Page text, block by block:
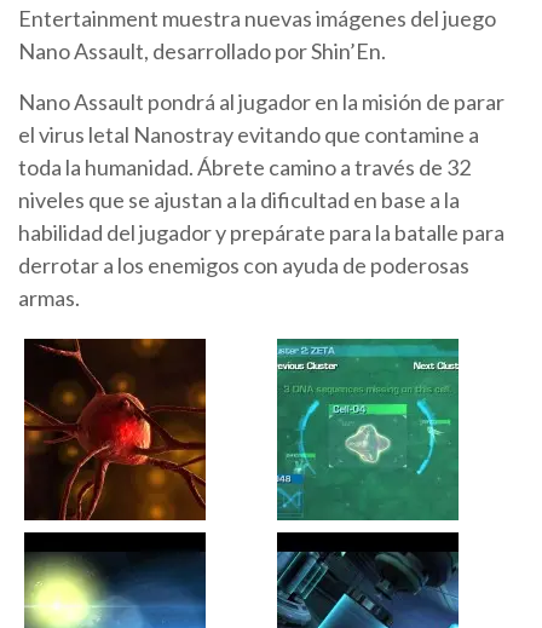
Entertainment muestra nuevas imágenes del juego
Nano Assault, desarrollado por Shin’En.
Nano Assault pondrá al jugador en la misión de parar
el virus letal Nanostray evitando que contamine a
toda la humanidad. Ábrete camino a través de 32
niveles que se ajustan a la dificultad en base a la
habilidad del jugador y prepárate para la batalle para
derrotar a los enemigos con ayuda de poderosas
armas.